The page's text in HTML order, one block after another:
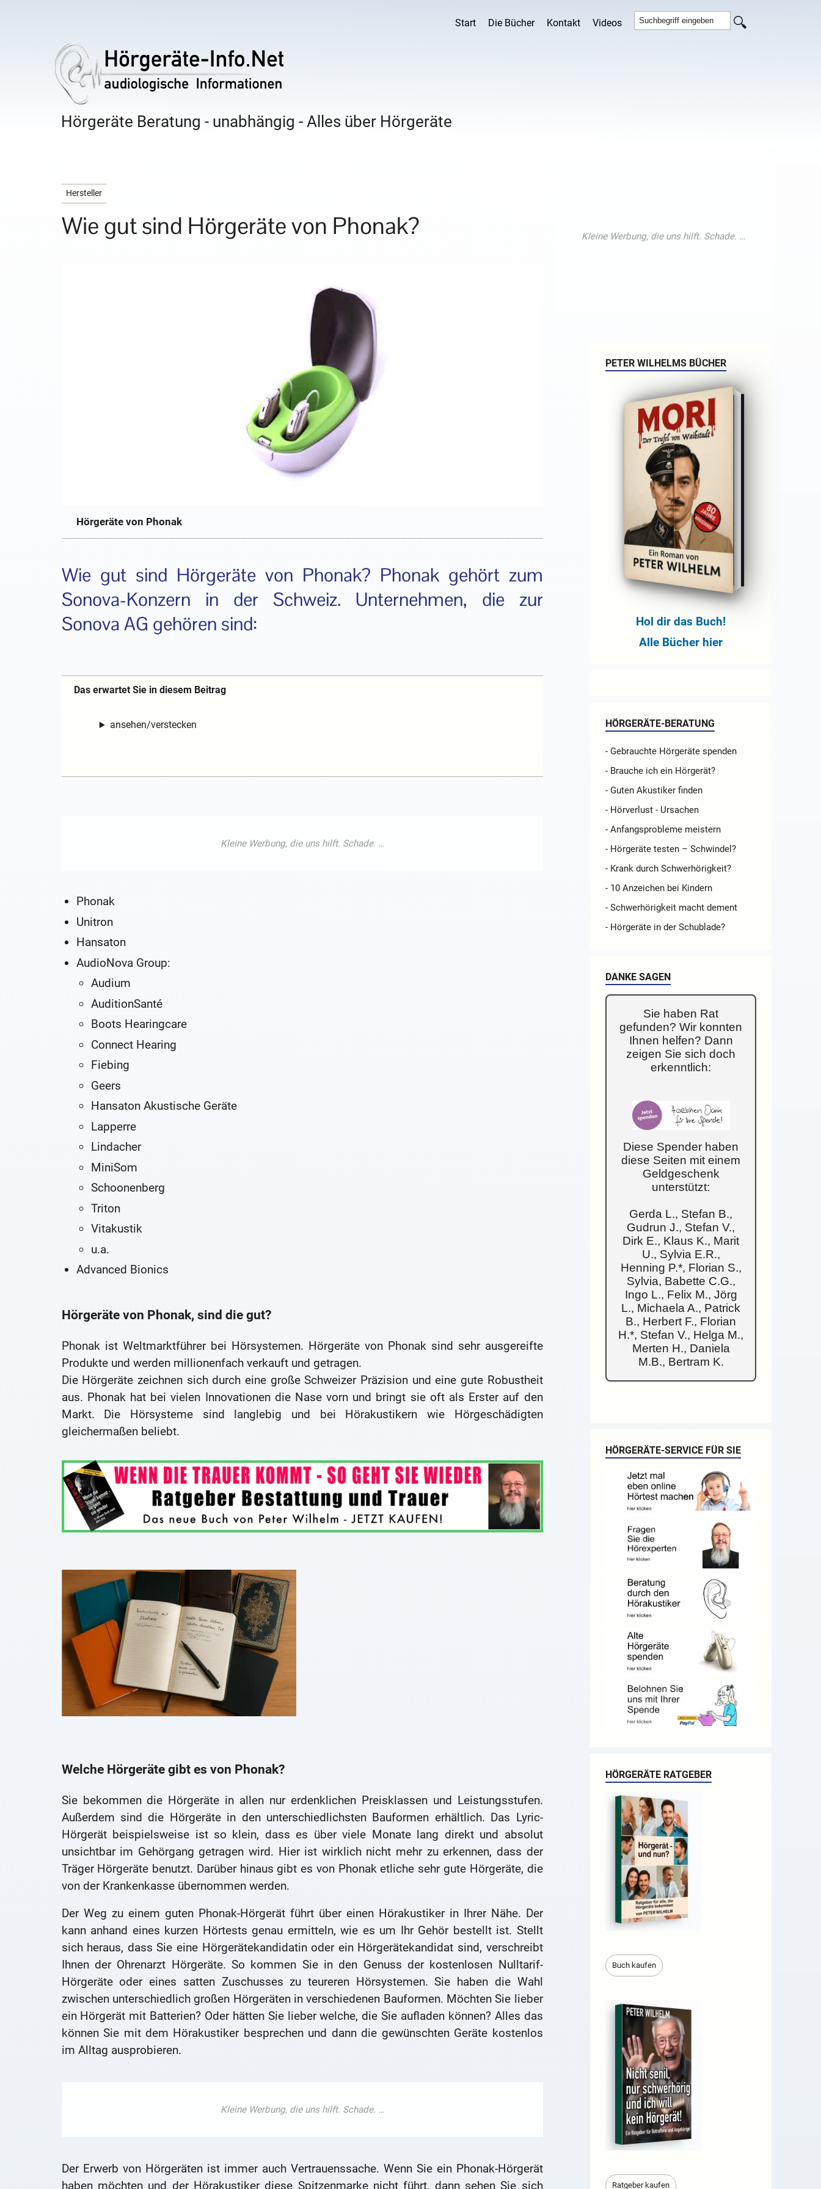
Start Die Bücher Kontakt Videos
Hörgeräte Beratung - unabhängig - Alles über Hörgeräte
Hersteller
Wie gut sind Hörgeräte von Phonak?
Hörgeräte von Phonak
Wie gut sind Hörgeräte von Phonak? Phonak gehört zum
Sonova-Konzern in der Schweiz. Unternehmen, die zur
Sonova AG gehören sind:
Das erwartet Sie in diesem Beitrag
ansehen/verstecken
Phonak
Unitron
Hansaton
AudioNova Group:
Audium
AuditionSanté
Boots Hearingcare
Connect Hearing
Fiebing
Geers
Hansaton Akustische Geräte
Lapperre
Lindacher
MiniSom
Schoonenberg
Triton
Vitakustik
u.a.
Advanced Bionics
Hörgeräte von Phonak, sind die gut?
Phonak ist Weltmarktführer bei Hörsystemen. Hörgeräte von Phonak sind sehr ausgereifte
Produkte und werden millionenfach verkauft und getragen.
Die Hörgeräte zeichnen sich durch eine große Schweizer Präzision und eine gute Robustheit
aus. Phonak hat bei vielen Innovationen die Nase vorn und bringt sie oft als Erster auf den
Markt. Die Hörsysteme sind langlebig und bei Hörakustikern wie Hörgeschädigten
gleichermaßen beliebt.
Welche Hörgeräte gibt es von Phonak?
Sie bekommen die Hörgeräte in allen nur erdenklichen Preisklassen und Leistungsstufen.
Außerdem sind die Hörgeräte in den unterschiedlichsten Bauformen erhältlich. Das Lyric-
Hörgerät beispielsweise ist so klein, dass es über viele Monate lang direkt und absolut
unsichtbar im Gehörgang getragen wird. Hier ist wirklich nicht mehr zu erkennen, dass der
Träger Hörgeräte benutzt. Darüber hinaus gibt es von Phonak etliche sehr gute Hörgeräte, die
von der Krankenkasse übernommen werden.
Der Weg zu einem guten Phonak-Hörgerät führt über einen Hörakustiker in Ihrer Nähe. Der
kann anhand eines kurzen Hörtests genau ermitteln, wie es um Ihr Gehör bestellt ist. Stellt
sich heraus, dass Sie eine Hörgerätekandidatin oder ein Hörgerätekandidat sind, verschreibt
Ihnen der Ohrenarzt Hörgeräte. So kommen Sie in den Genuss der kostenlosen Nulltarif-
Hörgeräte oder eines satten Zuschusses zu teureren Hörsystemen. Sie haben die Wahl
zwischen unterschiedlich großen Hörgeräten in verschiedenen Bauformen. Möchten Sie lieber
ein Hörgerät mit Batterien? Oder hätten Sie lieber welche, die Sie aufladen können? Alles das
können Sie mit dem Hörakustiker besprechen und dann die gewünschten Geräte kostenlos
im Alltag ausprobieren.
Der Erwerb von Hörgeräten ist immer auch Vertrauenssache. Wenn Sie ein Phonak-Hörgerät
haben möchten und der Hörakustiker diese Spitzenmarke nicht führt, dann sehen Sie sich
PETER WILHELMS BÜCHER
Hol dir das Buch!
Alle Bücher hier
HÖRGERÄTE-BERATUNG
- Gebrauchte Hörgeräte spenden
- Brauche ich ein Hörgerät?
- Guten Akustiker finden
- Hörverlust - Ursachen
- Anfangsprobleme meistern
- Hörgeräte testen – Schwindel?
- Krank durch Schwerhörigkeit?
- 10 Anzeichen bei Kindern
- Schwerhörigkeit macht dement
- Hörgeräte in der Schublade?
DANKE SAGEN
Sie haben Rat
gefunden? Wir konnten
Ihnen helfen? Dann
zeigen Sie sich doch
erkenntlich:
Diese Spender haben
diese Seiten mit einem
Geldgeschenk
unterstützt:
Gerda L., Stefan B.,
Gudrun J., Stefan V.,
Dirk E., Klaus K., Marit
U., Sylvia E.R.,
Henning P.*, Florian S.,
Sylvia, Babette C.G.,
Ingo L., Felix M., Jörg
L., Michaela A., Patrick
B., Herbert F., Florian
H.*, Stefan V., Helga M.,
Merten H., Daniela
M.B., Bertram K.
HÖRGERÄTE-SERVICE FÜR SIE
HÖRGERÄTE RATGEBER
Buch kaufen
Ratgeber kaufen